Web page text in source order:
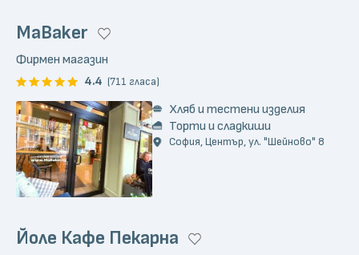
MaBaker
Фирмен магазин
4.4 (711 гласа)
Хляб и тестени изделия
Торти и сладкиши
София, Център, ул. "Шейново" 8
Йоле Кафе Пекарна